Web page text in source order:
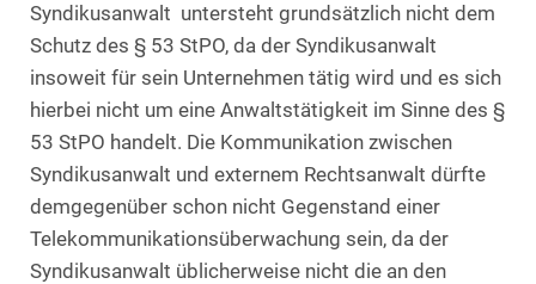
Syndikusanwalt untersteht grundsätzlich nicht dem
Schutz des § 53 StPO, da der Syndikusanwalt
insoweit für sein Unternehmen tätig wird und es sich
hierbei nicht um eine Anwaltstätigkeit im Sinne des §
53 StPO handelt. Die Kommunikation zwischen
Syndikusanwalt und externem Rechtsanwalt dürfte
demgegenüber schon nicht Gegenstand einer
Telekommunikationsüberwachung sein, da der
Syndikusanwalt üblicherweise nicht die an den